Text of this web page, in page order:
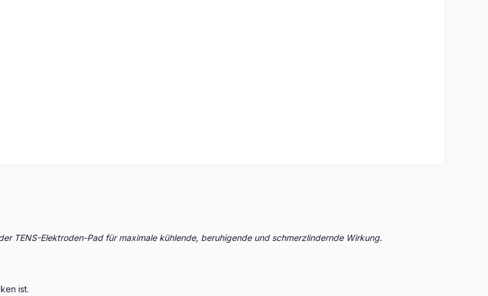
TENS-Elektroden-Pad für maximale kühlende, beruhigende und schmerzlindernde Wirkung.
ist.